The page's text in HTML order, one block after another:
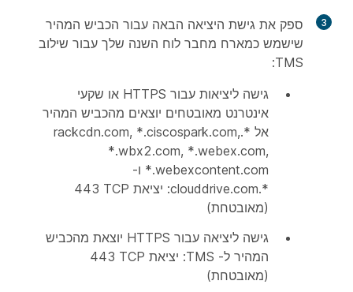
3
ספק את גישת היציאה הבאה עבור הכביש המהיר
שישמש כמארח מחבר לוח השנה שלך עבור שילוב
TMS:
גישה ליציאות עבור HTTPS או שקעי
אינטרנט מאובטחים יוצאים מהכביש המהיר
אל *.rackcdn.com, *.ciscospark.com,
*.wbx2.com, *.webex.com,
*.webexcontent.com ו-
*.clouddrive.com: יציאת TCP‏ 443
(מאובטחת)
גישה ליציאה עבור HTTPS יוצאת מהכביש
המהיר ל- TMS: יציאת TCP‏ 443
(מאובטחת)